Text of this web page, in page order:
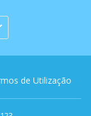
de Utilização